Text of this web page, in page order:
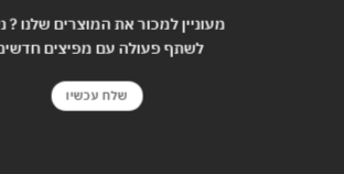
מעוניין למכור את המוצרים שלנו ? נשמח
לשתף פעולה עם מפיצים חדשים.
שלח עכשיו